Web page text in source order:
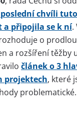
chvíli
a připojila se k ní.
o
a rozšíření těžby
článek o 3
projektech, které
problematické.